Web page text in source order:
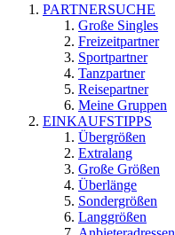
PARTNERSUCHE
Große Singles
Freizeitpartner
Sportpartner
Tanzpartner
Reisepartner
Meine Gruppen
EINKAUFSTIPPS
Übergrößen
Extralang
Große Größen
Überlänge
Sondergrößen
Langgrößen